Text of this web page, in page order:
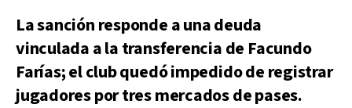
La sanción responde a una deuda
vinculada a la transferencia de Facundo
Farías; el club quedó impedido de registrar
jugadores por tres mercados de pases.